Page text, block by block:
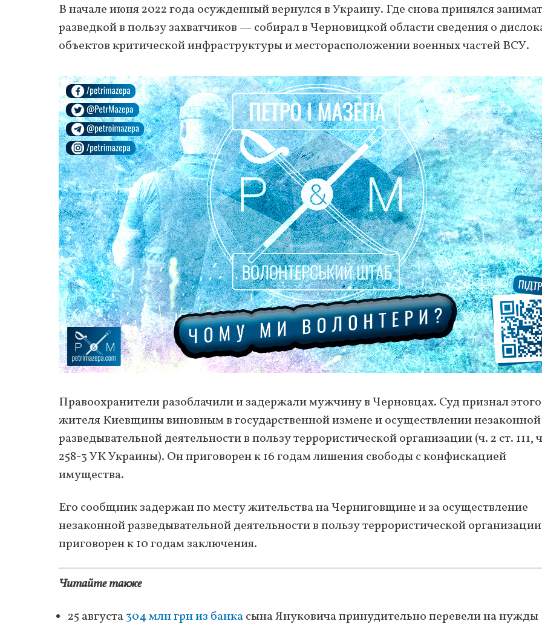
В начале июня 2022 года осужденный вернулся в Украину. Где снова принялся
разведкой в ​​пользу захватчиков — собирал в Черновицкой области сведения о
объектов критической инфраструктуры и месторасположении военных частей ВСУ.
Правоохранители разоблачили и задержали мужчину в Черновцах. Суд признал этого
жителя Киевщины виновным в государственной измене и осуществлении незаконной
разведывательной деятельности в пользу террористической организации (ч. 2 ст. 111,
258-3 УК Украины). Он приговорен к 16 годам лишения свободы с конфискацией
имущества.
Его сообщник задержан по месту жительства на Черниговщине и за осуществление
незаконной разведывательной деятельности в пользу террористической организации
приговорен к 10 годам заключения.
Читайте также
25 августа304 млн грн из банкасына Януковича принудительно перевели на нужды